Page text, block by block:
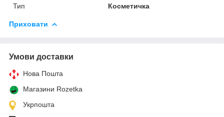
Тип
Косметичка
Приховати
Умови доставки
Нова Пошта
Магазини Rozetka
Укрпошта